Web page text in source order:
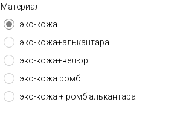
Материал
эко-кожа
эко-кожа+алькантара
эко-кожа+велюр
эко-кожа ромб
эко-кожа + ромб алькантара